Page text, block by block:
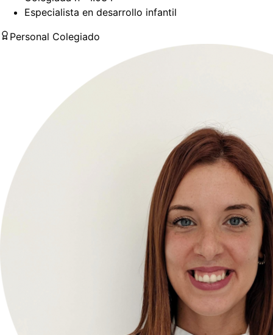
Especialista en desarrollo infantil
Personal Colegiado